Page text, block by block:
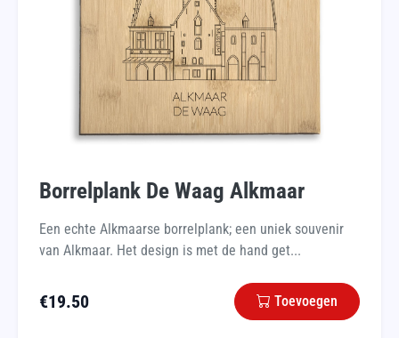
Borrelplank De Waag Alkmaar
Een echte Alkmaarse borrelplank; een uniek souvenir
van Alkmaar. Het design is met de hand get...
€19.50 Toevoegen